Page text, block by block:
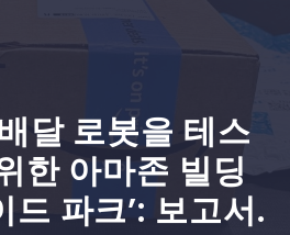
달 로봇을 테스
한 아마존 빌딩
드 파크’: 보고서.